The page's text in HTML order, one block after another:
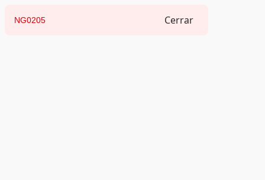
NG0205 Cerrar